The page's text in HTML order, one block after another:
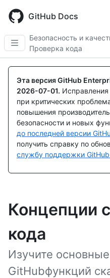
main
content
GitHub Docs
Безопасность и
Проверка кода
Эта версия GitHub
2026-07-01.
при критических
повышения
безопасности и новых
до последней версии
получить справку по
службу поддержки
Концепции
кода
Изучите
GitHubфункций